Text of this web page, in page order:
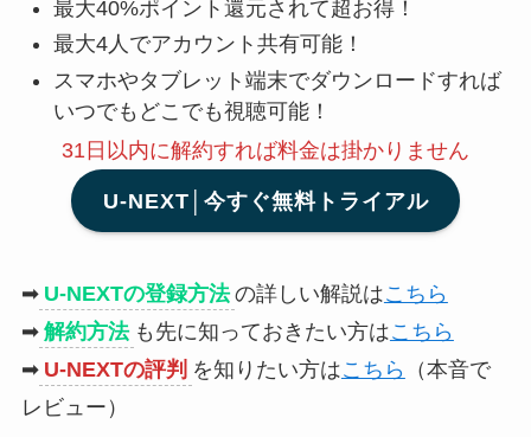
最大40%ポイント還元されて超お得！
最大4人でアカウント共有可能！
スマホやタブレット端末でダウンロードすれば
いつでもどこでも視聴可能！
31日以内に解約すれば料金は掛かりません
U-NEXT│今すぐ無料トライアル
➡ U-NEXTの登録方法 の詳しい解説はこちら
➡ 解約方法 も先に知っておきたい方はこちら
➡ U-NEXTの評判 を知りたい方はこちら
（本音で
レビュー）